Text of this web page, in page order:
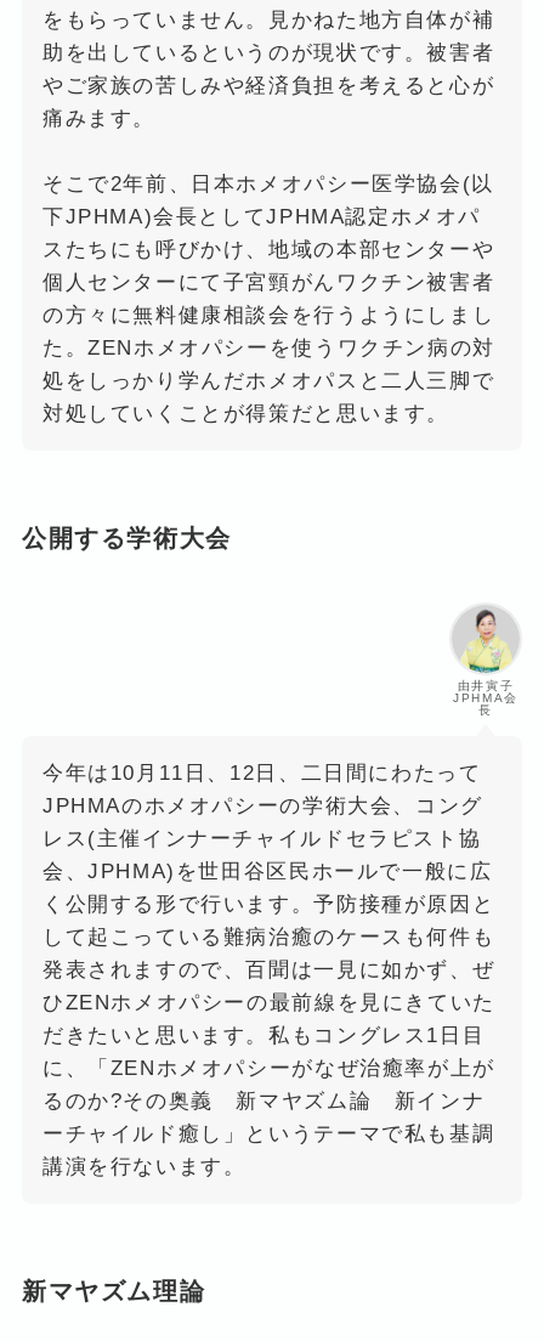
をもらっていません。見かねた地方自体が補
助を出しているというのが現状です。被害者
やご家族の苦しみや経済負担を考えると心が
痛みます。
そこで2年前、日本ホメオパシー医学協会(以
下JPHMA)会長としてJPHMA認定ホメオパ
スたちにも呼びかけ、地域の本部センターや
個人センターにて子宮頸がんワクチン被害者
の方々に無料健康相談会を行うようにしまし
た。ZENホメオパシーを使うワクチン病の対
処をしっかり学んだホメオパスと二人三脚で
対処していくことが得策だと思います。
公開する学術大会
由井寅子
JPHMA会
長
今年は10月11日、12日、二日間にわたって
JPHMAのホメオパシーの学術大会、コング
レス(主催インナーチャイルドセラピスト協
会、JPHMA)を世田谷区民ホールで一般に広
く公開する形で行います。予防接種が原因と
して起こっている難病治癒のケースも何件も
発表されますので、百聞は一見に如かず、ぜ
ひZENホメオパシーの最前線を見にきていた
だきたいと思います。私もコングレス1日目
に、「ZENホメオパシーがなぜ治癒率が上が
るのか?その奥義 新マヤズム論 新インナ
ーチャイルド癒し」というテーマで私も基調
講演を行ないます。
新マヤズム理論